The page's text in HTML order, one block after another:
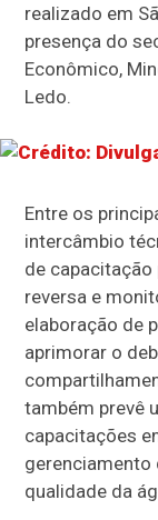
realizado em
presença do
Econômico,
Ledo.
Entre os
intercâmbio
de
reversa e
elaboração de
aprimorar o
também prevê
capacitações
qualidade da